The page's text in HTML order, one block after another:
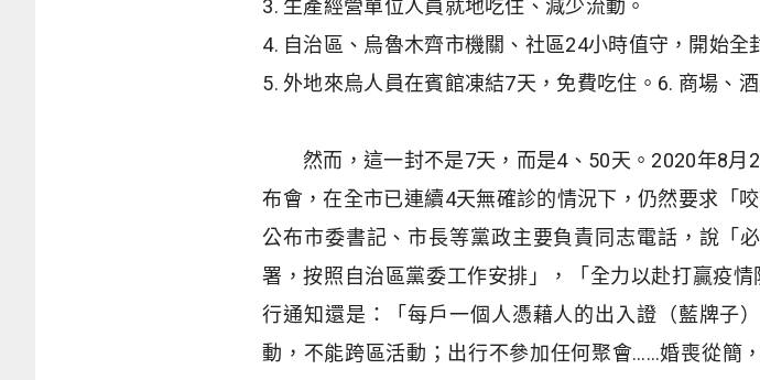
3. 生產經營單位人員就地吃住、減少流動。
4. 自治區、烏魯木齊市機關、社區24小時值守，開始全
5.外地來烏人員在賓館凍結7天，免費吃住。 6. 商場、
然而，這一封不是7天，而是4、 50天。 2020年8月
布會，在全市已連續4天無確診的情況下，仍然要求「
公布市委書記、市長等黨政主要負責同志電話，說「
署，按照自治區黨委工作安排」，「全力以赴打贏疫情
行通知還是：「每戶一個人憑藉人的出入證（藍牌子
動，不能跨區活動；出行不參加任何聚會……婚喪從簡，